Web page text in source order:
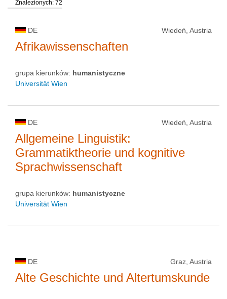
typ uczelni
status uczelni
Znalezionych: 72
DE Wiedeń, Austria
Afrikawissenschaften
grupa kierunków: humanistyczne
Universität Wien
DE Wiedeń, Austria
Allgemeine Linguistik:
Grammatiktheorie und kognitive
Sprachwissenschaft
grupa kierunków: humanistyczne
Universität Wien
DE Graz, Austria
Alte Geschichte und Altertumskunde